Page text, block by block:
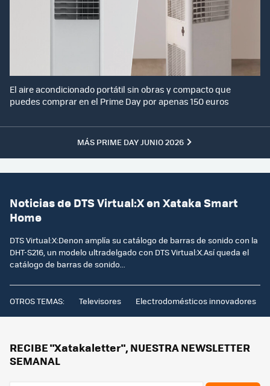
El aire acondicionado portátil sin obras y compacto que
puedes comprar en el Prime Day por apenas 150 euros
MÁS PRIME DAY JUNIO 2026
Noticias de DTS Virtual:X en Xataka Smart
Home
DTS Virtual:X:Denon amplía su catálogo de barras de sonido con la
DHT-S216, un modelo ultradelgado con DTS Virtual:X.Así queda el
catálogo de barras de sonido...
OTROS TEMAS: Televisores Electrodomésticos innovadores
RECIBE "Xatakaletter", NUESTRA NEWSLETTER
SEMANAL